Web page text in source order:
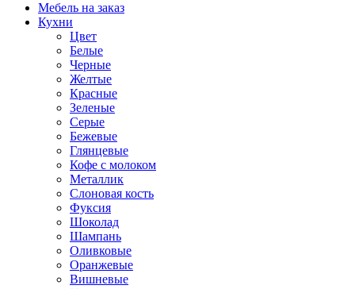
Мебель на заказ
Кухни
Цвет
Белые
Черные
Желтые
Красные
Зеленые
Серые
Бежевые
Глянцевые
Кофе с молоком
Металлик
Слоновая кость
Фуксия
Шоколад
Шампань
Оливковые
Оранжевые
Вишневые